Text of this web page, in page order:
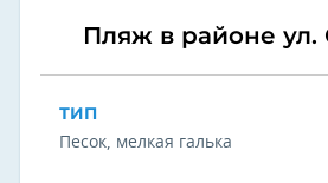
Пляж в районе ул.
ТИП
Песок, мелкая галька